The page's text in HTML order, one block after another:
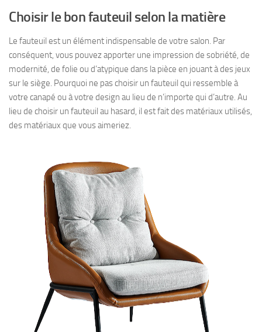
Choisir le bon fauteuil selon la matière
Le fauteuil est un élément indispensable de votre salon. Par
conséquent, vous pouvez apporter une impression de sobriété, de
modernité, de folie ou d’atypique dans la pièce en jouant à des jeux
sur le siège. Pourquoi ne pas choisir un fauteuil qui ressemble à
votre canapé ou à votre design au lieu de n’importe qui d’autre. Au
lieu de choisir un fauteuil au hasard, il est fait des matériaux utilisés,
des matériaux que vous aimeriez.